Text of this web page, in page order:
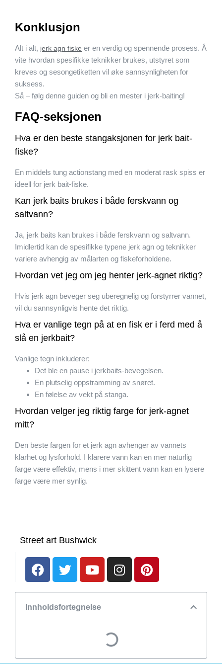
Konklusjon
Alt i alt, jerk agn fiske er en verdig og spennende prosess. Å
vite hvordan spesifikke teknikker brukes, utstyret som
kreves og sesongetiketten vil øke sannsynligheten for
suksess.
Så – følg denne guiden og bli en mester i jerk-baiting!
FAQ-seksjonen
Hva er den beste stangaksjonen for jerk bait-
fiske?
En middels tung actionstang med en moderat rask spiss er
ideell for jerk bait-fiske.
Kan jerk baits brukes i både ferskvann og
saltvann?
Ja, jerk baits kan brukes i både ferskvann og saltvann.
Imidlertid kan de spesifikke typene jerk agn og teknikker
variere avhengig av målarten og fiskeforholdene.
Hvordan vet jeg om jeg henter jerk-agnet riktig?
Hvis jerk agn beveger seg uberegnelig og forstyrrer vannet,
vil du sannsynligvis hente det riktig.
Hva er vanlige tegn på at en fisk er i ferd med å
slå en jerkbait?
Vanlige tegn inkluderer:
Det ble en pause i jerkbaits-bevegelsen.
En plutselig oppstramming av snøret.
En følelse av vekt på stanga.
Hvordan velger jeg riktig farge for jerk-agnet
mitt?
Den beste fargen for et jerk agn avhenger av vannets
klarhet og lysforhold. I klarere vann kan en mer naturlig
farge være effektiv, mens i mer skittent vann kan en lysere
farge være mer synlig.
Street art Bushwick
Innholdsfortegnelse